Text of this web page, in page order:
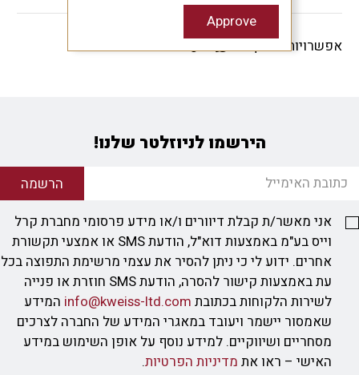
אפשרויות שיתוף -
הירשמו לניוזלטר שלנו!
הרשמה
אני מאשר/ת קבלת דיוורים ו/או מידע פרסומי מחברת קרל
וייס בע"מ באמצעות דוא"ל, הודעת SMS או אמצעי תקשורת
אחרים. ידוע לי כי ניתן להסיר את עצמי מרשימת התפוצה בכל
עת באמצעות קישור להסרה, הודעת SMS חוזרת או פנייה
לשירות הלקוחות בכתובת info@kweiss-ltd.com המידע
שאמסור יישמר ויעובד במאגרי המידע של החברה לצרכים
מסחריים ושיווקיים. למידע נוסף על אופן השימוש במידע
האישי – ראו את מדיניות הפרטיות.
Approve